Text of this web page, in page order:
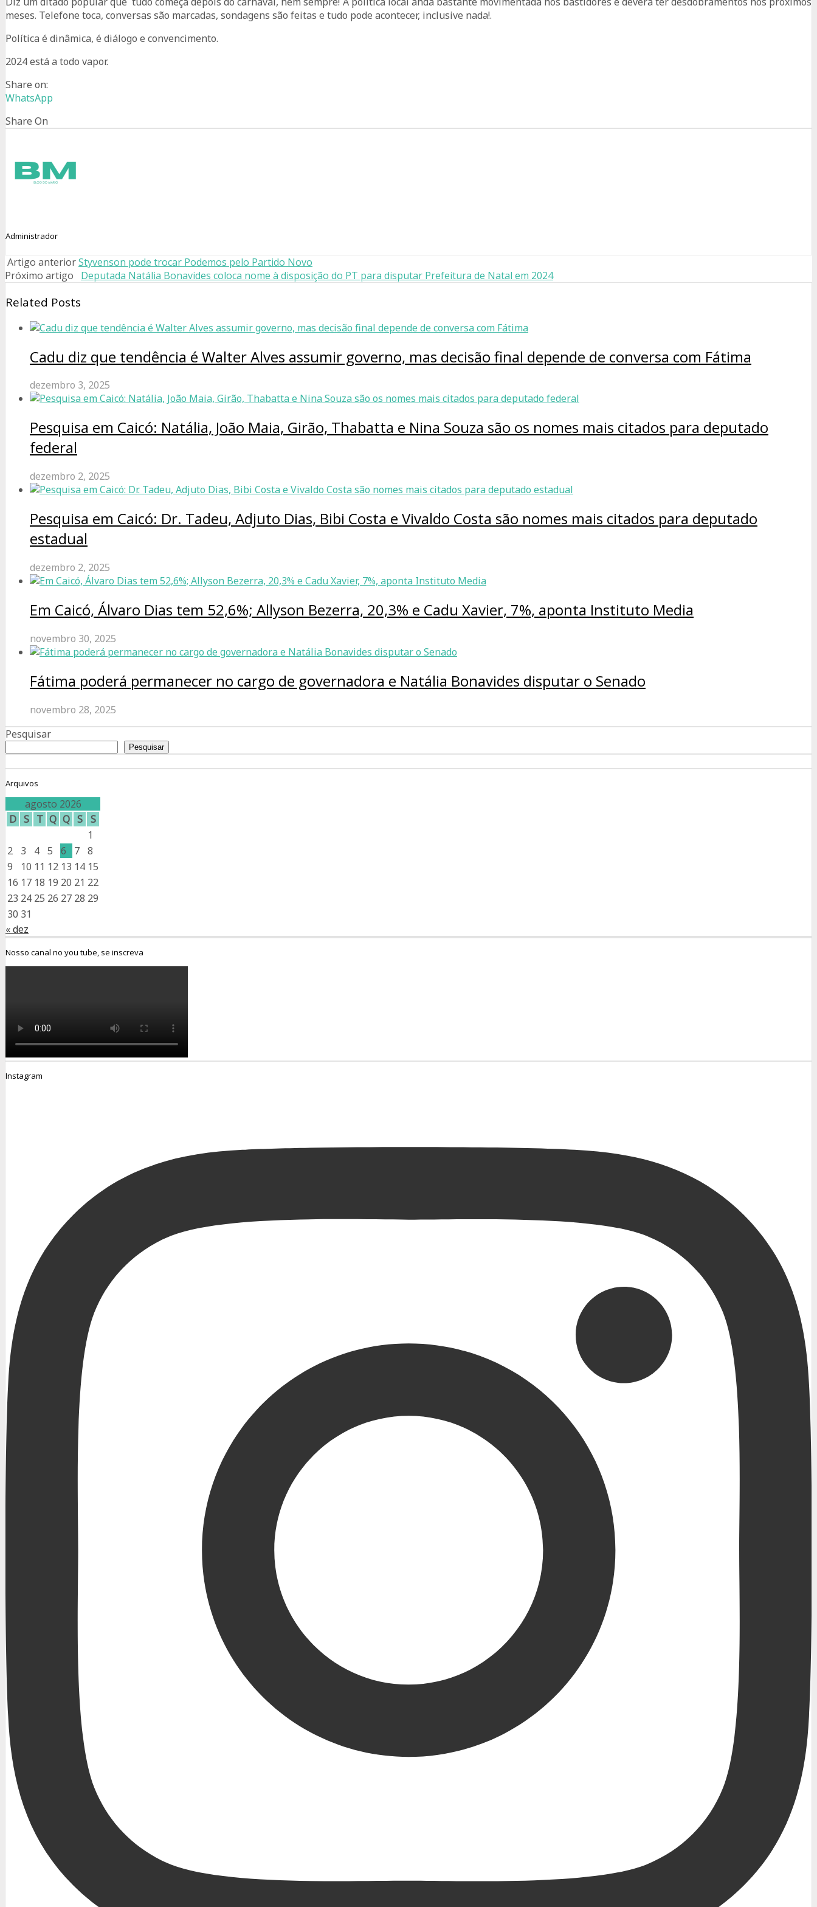
meses. Telefone toca, conversas são marcadas, sondagens são feitas e tudo pode acontecer, inclusive nada!.
Política é dinâmica, é diálogo e convencimento.
2024 está a todo vapor.
Share on:
WhatsApp
Share On
Administrador
Artigo anteriorStyvenson pode trocar Podemos pelo Partido Novo
Próximo artigo
Deputada Natália Bonavides coloca nome à disposição do PT para disputar Prefeitura de Natal em 2024
Related Posts
Cadu diz que tendência é Walter Alves assumir governo, mas decisão final depende de conversa com Fátima
dezembro 3, 2025
Pesquisa em Caicó: Natália, João Maia, Girão, Thabatta e Nina Souza são os nomes mais citados para deputado
federal
dezembro 2, 2025
Pesquisa em Caicó: Dr. Tadeu, Adjuto Dias, Bibi Costa e Vivaldo Costa são nomes mais citados para deputado
estadual
dezembro 2, 2025
Em Caicó, Álvaro Dias tem 52,6%; Allyson Bezerra, 20,3% e Cadu Xavier, 7%, aponta Instituto Media
novembro 30, 2025
Fátima poderá permanecer no cargo de governadora e Natália Bonavides disputar o Senado
novembro 28, 2025
Pesquisar
Pesquisar
Arquivos
agosto 2026
D S T Q Q S
S
1
2
3 4 5 6 7 8
9
10 11 12 13 14 15
16 17 18 19 20 21 22
23 24 25 26 27 28 29
30 31
« dez
Nosso canal no you tube, se inscreva
Instagram